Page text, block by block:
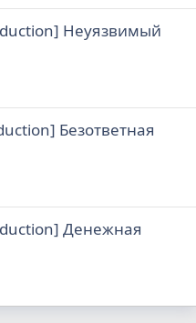
Неуязвимый
Безответная
Денежная